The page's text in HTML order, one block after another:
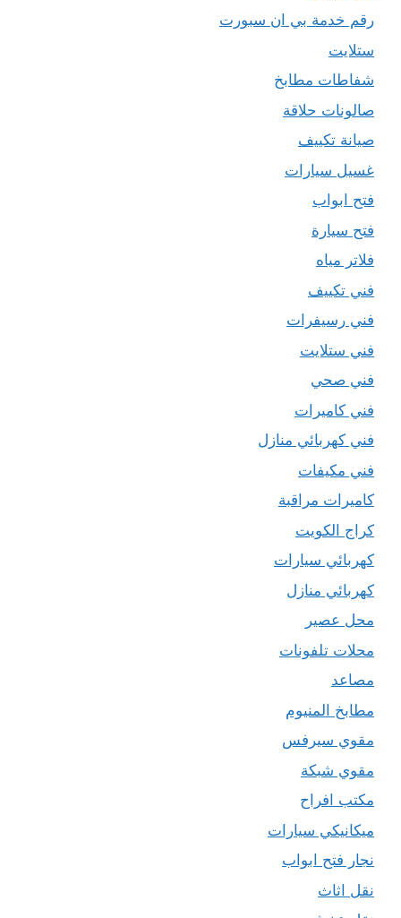
رقم خدمة بي ان سبورت
ستلايت
شفاطات مطابخ
صالونات حلاقة
صيانة تكييف
غسيل سيارات
فتح ابواب
فتح سيارة
فلاتر مياه
فني تكييف
فني رسيفرات
فني ستلايت
فني صحي
فني كاميرات
فني كهربائي منازل
فني مكيفات
كاميرات مراقبة
كراج الكويت
كهربائي سيارات
كهربائي منازل
محل عصير
محلات تلفونات
مصاعد
مطابخ المنيوم
مقوي سيرفس
مقوي شبكة
مكتب افراح
ميكانيكي سيارات
نجار فتح ابواب
نقل اثاث